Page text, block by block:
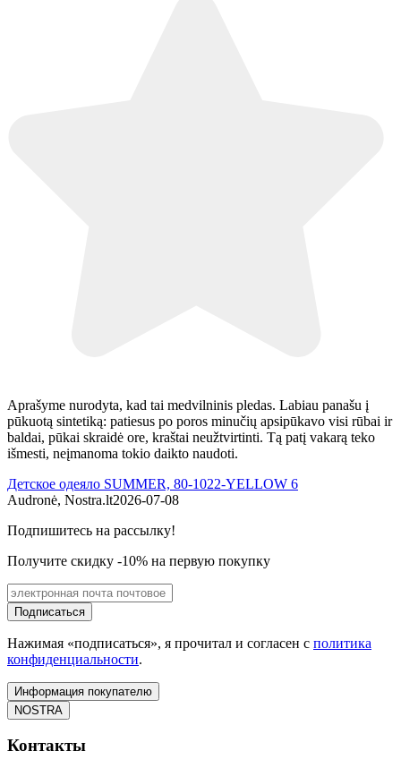
Aprašyme nurodyta, kad tai medvilninis pledas. Labiau panašu į
pūkuotą sintetiką: patiesus po poros minučių apsipūkavo visi rūbai ir
baldai, pūkai skraidė ore, kraštai neužtvirtinti. Tą patį vakarą teko
išmesti, neįmanoma tokio daikto naudoti.
Детское одеяло SUMMER, 80-1022-YELLOW 6
Audronė, Nostra.lt2026-07-08
Подпишитесь на рассылку!
Получите скидку -10% на первую покупку
Подписаться
Нажимая «подписаться», я прочитал и согласен с политика
конфиденциальности.
Информация покупателю
NOSTRA
Контакты